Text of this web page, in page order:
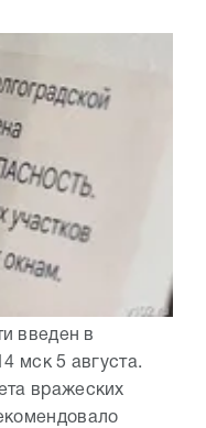
введен в
мск 5 августа.
вражеских